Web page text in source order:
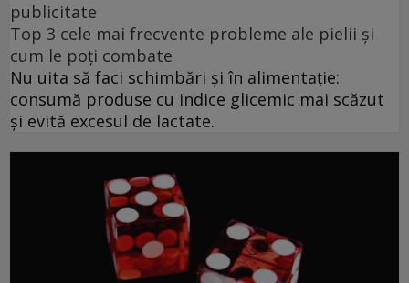
publicitate
Top 3 cele mai frecvente probleme ale pielii și
cum le poți combate
Nu uita să faci schimbări și în alimentație:
consumă produse cu indice glicemic mai scăzut
și evită excesul de lactate.